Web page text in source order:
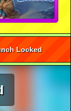
Locked